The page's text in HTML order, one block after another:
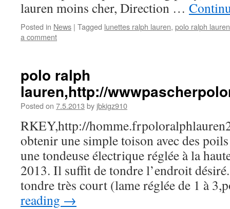
lauren moins cher, Direction …
Posted in News | Tagged lunettes ralph lauren, polo ralph lauren
a comment
polo ralph
lauren,http://
Posted on 7.5.2013 by jbkigz910
RKEY,http://
obtenir une simple toison avec des
une tondeuse électrique réglée à la
2013. Il suffit de tondre l’endroit
tondre très court (lame réglée de 1 à
reading →